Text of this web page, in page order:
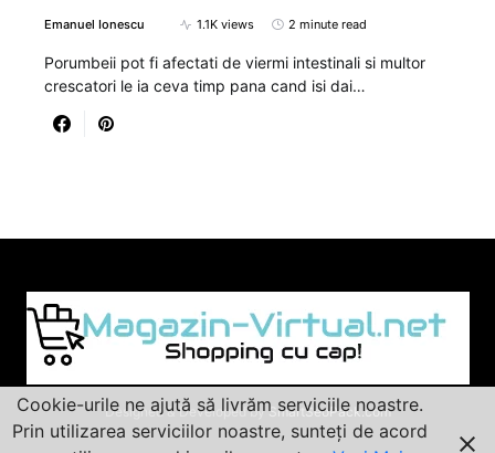
Emanuel Ionescu 1.1K views 2 minute read
Porumbeii pot fi afectati de viermi intestinali si multor
crescatori le ia ceva timp pana cand isi dai…
Designed & Developed by SmartSeoPack.com
Cookie-urile ne ajută să livrăm serviciile noastre.
Prin utilizarea serviciilor noastre, sunteți de acord